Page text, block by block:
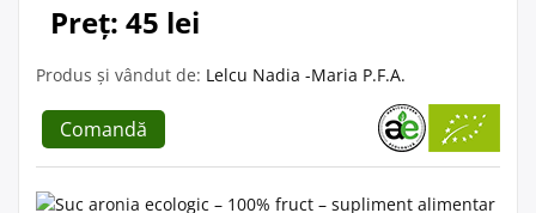
Preț: 45 lei
Produs și vândut de: Lelcu Nadia -Maria P.F.A.
Comandă